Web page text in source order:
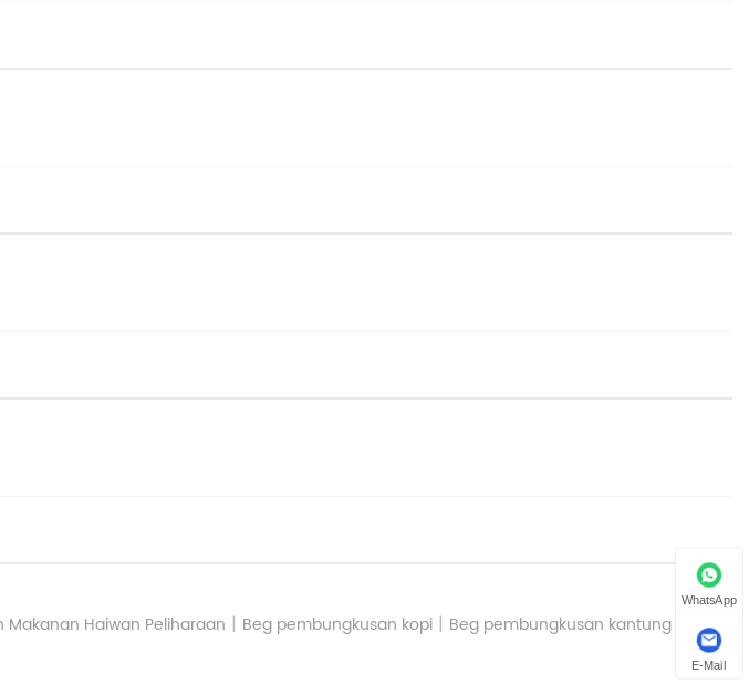
Makanan Haiwan Peliharaan | Beg pembungkusan kopi | Beg pembungkusan kantung
WhatsApp
E-Mail